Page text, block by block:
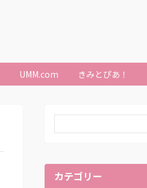
UMM.com きみとぴあ！
カテゴリー